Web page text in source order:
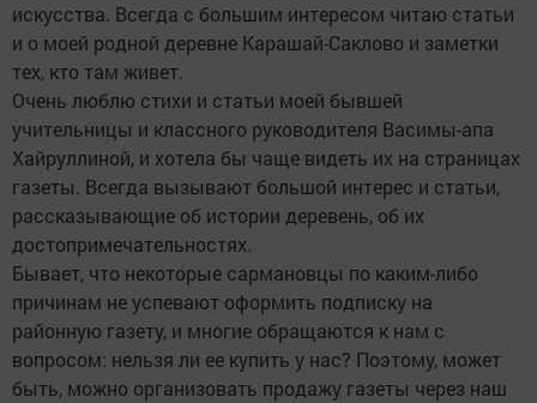
искусства. Всегда с большим интересом читаю статьи
и о моей родной деревне Карашай-Саклово и заметки
тех, кто там живет.
Очень люблю стихи и статьи моей бывшей
учительницы и классного руководителя Васимы-апа
Хайруллиной, и хотела бы чаще видеть их на страницах
газеты. Всегда вызывают большой интерес и статьи,
рассказывающие об истории деревень, об их
достопримечательностях.
Бывает, что некоторые сармановцы по каким-либо
причинам не успевают оформить подписку на
районную газету, и многие обращаются к нам с
вопросом: нельзя ли ее купить у нас? Поэтому, может
быть, можно организовать продажу газеты через наш